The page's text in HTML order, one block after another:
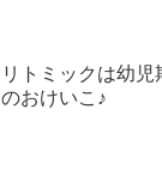
リトミックは幼
のおけいこ♪